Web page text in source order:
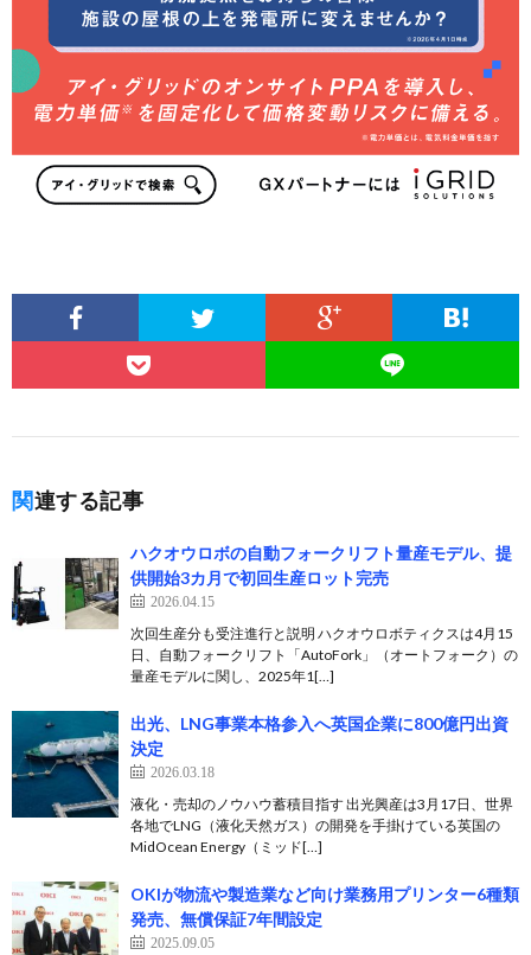
関連する記事
ハクオウロボの自動フォークリフト量産モデル、提
供開始3カ月で初回生産ロット完売
2026.04.15
次回生産分も受注進行と説明 ハクオウロボティクスは4月15
日、自動フォークリフト「AutoFork」（オートフォーク）の
量産モデルに関し、2025年1[…]
出光、LNG事業本格参入へ英国企業に800億円出資
決定
2026.03.18
液化・売却のノウハウ蓄積目指す 出光興産は3月17日、世界
各地でLNG（液化天然ガス）の開発を手掛けている英国の
MidOcean Energy（ミッド[…]
OKIが物流や製造業など向け業務用プリンター6種類
発売、無償保証7年間設定
2025.09.05